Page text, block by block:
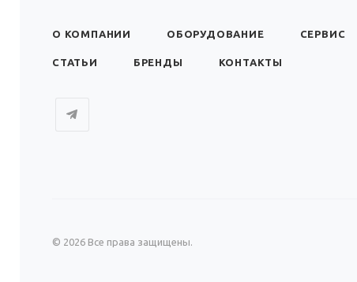
О КОМПАНИИ ОБОРУДОВАНИЕ СЕРВИС
СТАТЬИ БРЕНДЫ КОНТАКТЫ
© 2026 Все права защищены.